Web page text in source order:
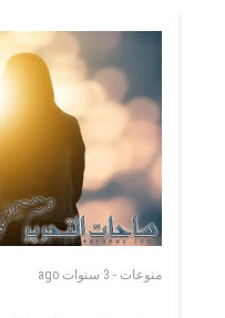
منوعات - 3 سنوات ago